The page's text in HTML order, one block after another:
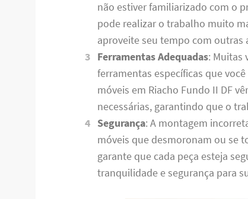
não estiver familiarizado com o
pode realizar o trabalho muito
aproveite seu tempo com outras
Ferramentas Adequadas: Muitas
ferramentas específicas que
móveis em Riacho Fundo II DF
necessárias, garantindo que o
Segurança: A montagem
móveis que desmoronam ou se
garante que cada peça esteja
tranquilidade e segurança para